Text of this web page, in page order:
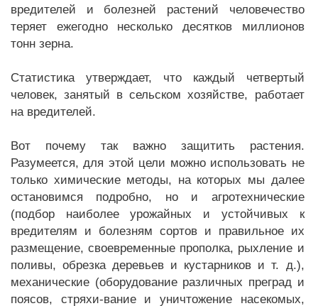
вредителей и болезней растений человечество
теряет ежегодно несколько десятков миллионов
тонн зерна.
Статистика утверждает, что каждый четвертый
человек, занятый в сельском хозяйстве, работает
на вредителей.
Вот почему так важно защитить растения.
Разумеется, для этой цели можно использовать не
только химические методы, на которых мы далее
остановимся подробно, но и агротехнические
(подбор наиболее урожайных и устойчивых к
вредителям и болезням сортов и правильное их
размещение, своевременные прополка, рыхление и
поливы, обрезка деревьев и кустарников и т. д.),
механические (оборудование различных преград и
поясов, стряхи-вание и уничтожение насекомых,